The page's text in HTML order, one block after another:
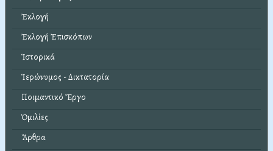
Ἐκλογή
Ἐκλογή Ἐπισκόπων
Ἱστορικά
Ἱερώνυμος - Δικτατορία
Ποιμαντικό Ἔργο
Ὁμιλίες
Ἄρθρα